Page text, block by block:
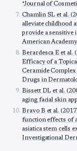
*Journal of
Chamlin SL et al.
alleviate childhood
provide a sensitive
American
Berardesca E et al.
Efficacy of a
Ceramide
Drugs in
Bissett DL et al.
aging facial skin
Bravo B et al.
function effects of
asiatica stem cells
Investigational